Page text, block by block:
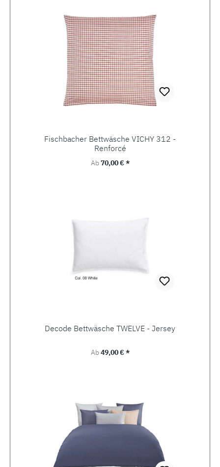
Fischbacher Bettwäsche VICHY 312 -
Renforcé
Regulärer Preis:
Ab70,00 € *
Decode Bettwäsche TWELVE - Jersey
Regulärer Preis:
Ab49,00 € *